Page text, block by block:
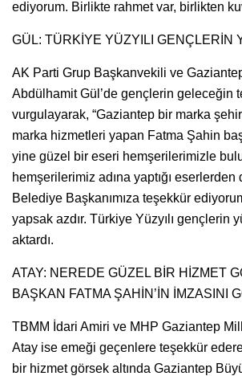
ediyorum. Birlikte rahmet var, birlikten
GÜL: TÜRKİYE YÜZYILI GENÇLERİN
AK Parti Grup Başkanvekili ve
Abdülhamit Gül’de gençlerin geleceğin
vurgulayarak, “Gaziantep bir marka
marka hizmetleri yapan Fatma Şahin
yine güzel bir eseri hemşerilerimizle
hemşerilerimiz adına yaptığı eserlerden
Belediye Başkanımıza teşekkür
yapsak azdır. Türkiye Yüzyılı gençlerin
aktardı.
ATAY: NEREDE GÜZEL BİR HİZMET
BAŞKAN FATMA ŞAHİN’İN İMZASINI
TBMM İdari Amiri ve MHP Gaziantep
Atay ise emeği geçenlere teşekkür
bir hizmet görsek altında Gaziantep